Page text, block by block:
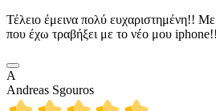
Τέλειο έμεινα πολύ ευχαριστημένη!!
που έχω τραβήξει με το νέο μου iphone!!
A
Andreas Sgouros